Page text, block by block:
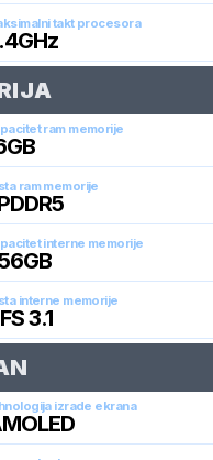
takt procesora
GHz
ram memorije
GB
ram memorije
interne memorije
GB
interne memorije
3.1
izrade ekrana